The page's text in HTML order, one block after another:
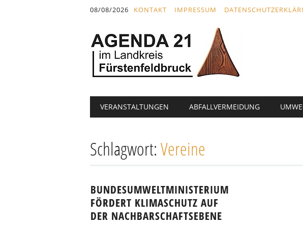
08/08/2026 KONTAKT IMPRESSUM
Hauptmenü
Abbrechen
VERANSTALTUNGEN ABFALLVERMEIDUNG
Schlagwort:Vereine
BUNDESUMWELTMINISTERIUM
FÖRDERT KLIMASCHUTZ AUF
DER NACHBARSCHAFTSEBENE